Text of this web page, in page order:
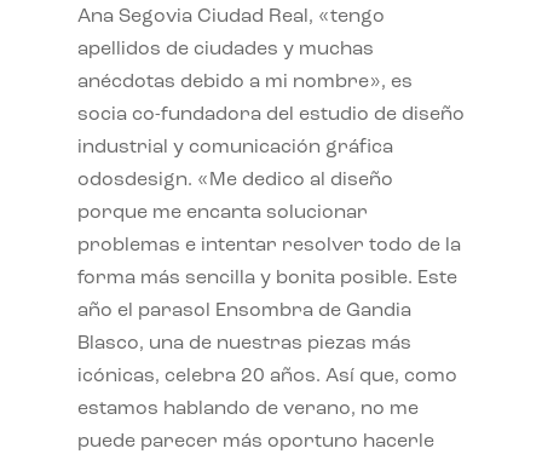
Ana Segovia Ciudad Real, «tengo
apellidos de ciudades y muchas
anécdotas debido a mi nombre», es
socia co-fundadora del estudio de diseño
industrial y comunicación gráfica
odosdesign. «Me dedico al diseño
porque me encanta solucionar
problemas e intentar resolver todo de la
forma más sencilla y bonita posible. Este
año el parasol Ensombra de Gandia
Blasco, una de nuestras piezas más
icónicas, celebra 20 años. Así que, como
estamos hablando de verano, no me
puede parecer más oportuno hacerle